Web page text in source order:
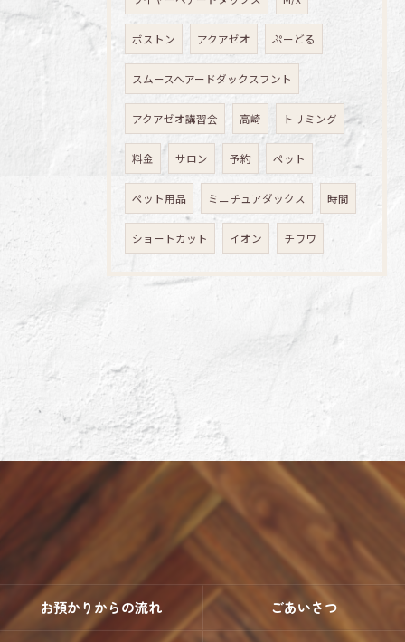
ボストン アクアゼオ ぷーどる
スムースヘアードダックスフント
アクアゼオ講習会 高崎 トリミング
料金 サロン 予約 ペット
ペット用品 ミニチュアダックス 時間
ショートカット イオン チワワ
お預かりからの流れ ごあいさつ